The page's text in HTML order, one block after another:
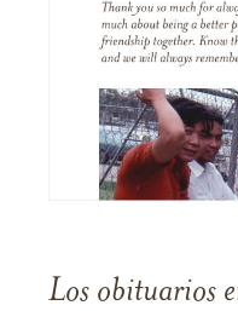
Los obituarios